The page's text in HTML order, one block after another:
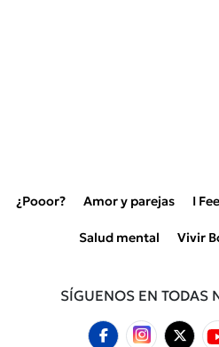
¿Pooor? Amor y parejas I
Salud mental Vivir
SÍGUENOS EN TODAS